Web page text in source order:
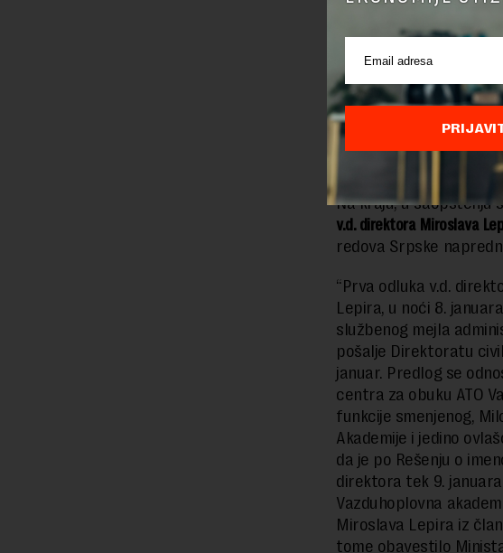
zemaljskog
Sada sledi dalja
vazduhoplovstva
bezbednost
rukovodilaca.
Krivična
Na kraju, u saopštenju
v.d. direktora Miroslava
redova Srpske
“Prva odluka v.d.
Lepira, u noći 8.
službenog mejla
pošalje Direktoratu
januar. Predlog se
centra za obuku ATO
funkcije smenjenog,
Akademije i jedino
da je po Rešenju o
direktora tek 9.
Vazduhoplovna
Miroslava Lepira iz
tome obavestilo